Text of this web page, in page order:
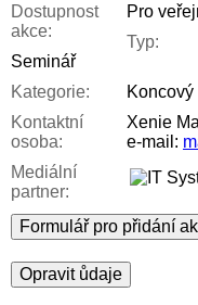
Dostupnost
akce:
Pro
Typ:
Seminář
Kategorie:
Koncový
Kontaktní
osoba:
Xenie
e-mail:
Mediální
partner:
Formulář pro přidání
Opravit ůdaje